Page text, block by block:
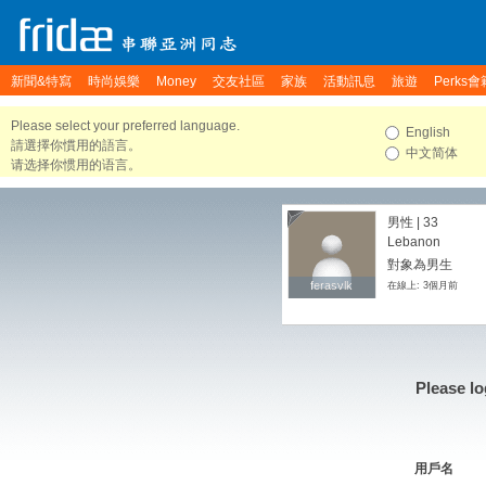
新聞&特寫 時尚娛樂 Money 交友社區 家族 活動訊息 旅遊 Perks會
Please select your preferred language.
請選擇你慣用的語言。
请选择你惯用的语言。
English
中文简体
ferasvlk
ferasvlk
男性 | 33
Lebanon
對象為男生
在線上: 3個月前
Please
用戶名